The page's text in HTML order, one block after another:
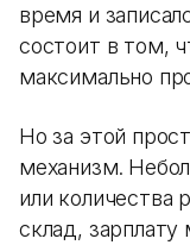
время и
состоит в том,
максимально
Но за этой
механизм.
или количества
склад,